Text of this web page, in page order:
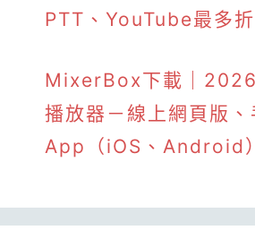
PTT、YouTube最多
MixerBox下載｜
播放器－線上網頁版、
App（iOS、Android）